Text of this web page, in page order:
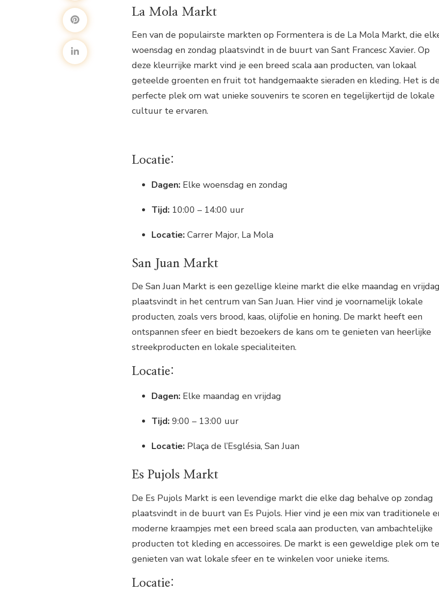
La Mola Markt
Een van de populairste markten op Formentera is de La Mola Markt, die
woensdag en zondag plaatsvindt in de buurt van Sant Francesc Xavier. Op
deze kleurrijke markt vind je een breed scala aan producten, van lokaal
geteelde groenten en fruit tot handgemaakte sieraden en kleding. Het is
perfecte plek om wat unieke souvenirs te scoren en tegelijkertijd de lokale
cultuur te ervaren.
Locatie:
Dagen: Elke woensdag en zondag
Tijd: 10:00 – 14:00 uur
Locatie: Carrer Major, La Mola
San Juan Markt
De San Juan Markt is een gezellige kleine markt die elke maandag en
plaatsvindt in het centrum van San Juan. Hier vind je voornamelijk lokale
producten, zoals vers brood, kaas, olijfolie en honing. De markt heeft een
ontspannen sfeer en biedt bezoekers de kans om te genieten van heerlijke
streekproducten en lokale specialiteiten.
Locatie:
Dagen: Elke maandag en vrijdag
Tijd: 9:00 – 13:00 uur
Locatie: Plaça de l’Església, San Juan
Es Pujols Markt
De Es Pujols Markt is een levendige markt die elke dag behalve op zondag
plaatsvindt in de buurt van Es Pujols. Hier vind je een mix van traditionele
moderne kraampjes met een breed scala aan producten, van ambachtelijke
producten tot kleding en accessoires. De markt is een geweldige plek om te
genieten van wat lokale sfeer en te winkelen voor unieke items.
Locatie: